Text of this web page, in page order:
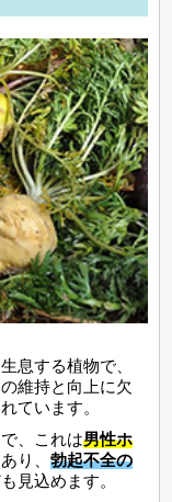
息する植物で、
維持と向上に欠
ています。
で、これは男性ホ
り、勃起不全の
見込めます。